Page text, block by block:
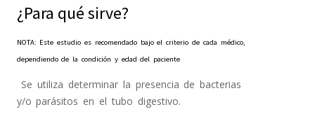
¿Para qué sirve?
NOTA: Este estudio es recomendado bajo el criterio de cada médico,
dependiendo de la condición y edad del paciente
Se utiliza determinar la presencia de bacterias
y/o parásitos en el tubo digestivo.